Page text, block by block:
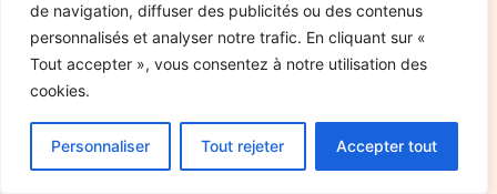
de navigation, diffuser des publicités ou des contenus
personnalisés et analyser notre trafic. En cliquant sur «
Tout accepter », vous consentez à notre utilisation des
cookies.
Personnaliser Tout rejeter Accepter tout